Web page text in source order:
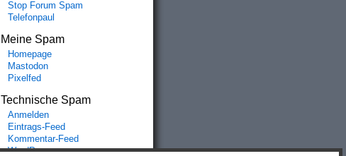
Stop Forum Spam
Telefonpaul
Meine Spam
Homepage
Mastodon
Pixelfed
Technische Spam
Anmelden
Eintrags-Feed
Kommentar-Feed
WordPress.org